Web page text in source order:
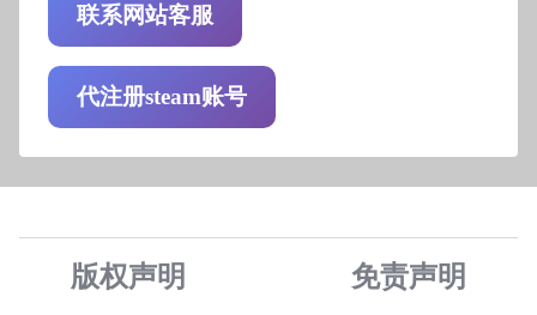
联系网站客服
代注册steam账号
版权声明 免责声明